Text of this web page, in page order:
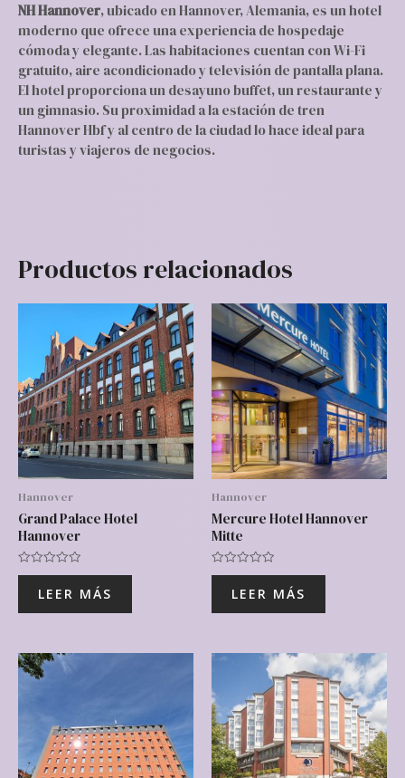
NH Hannover, ubicado en Hannover, Alemania, es un hotel
moderno que ofrece una experiencia de hospedaje
cómoda y elegante. Las habitaciones cuentan con Wi-Fi
gratuito, aire acondicionado y televisión de pantalla plana.
El hotel proporciona un desayuno buffet, un restaurante y
un gimnasio. Su proximidad a la estación de tren
Hannover Hbf y al centro de la ciudad lo hace ideal para
turistas y viajeros de negocios.
Productos relacionados
Hannover
Grand Palace Hotel
Hannover
Valorado
5
LEER MÁS
Hannover
Mercure Hotel Hannover
Mitte
Valorado
5
LEER MÁS